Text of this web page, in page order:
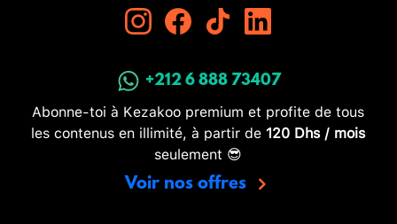
+212 6 888 73407
Abonne-toi à Kezakoo premium et profite de tous
les contenus en illimité, à partir de 120 Dhs / mois
seulement 😎
Voir nos offres